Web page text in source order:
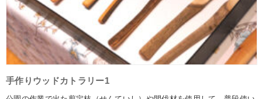
手作りウッドカトラリー1